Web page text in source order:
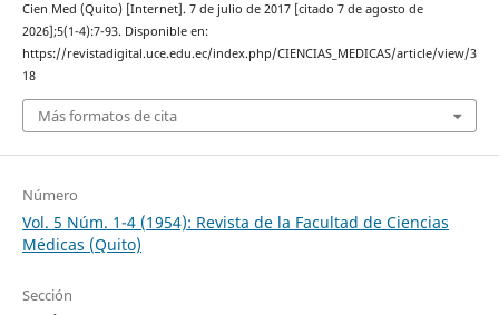
Cien Med (Quito) [Internet]. 7 de julio de 2017 [citado 7 de agosto de
2026];5(1-4):7-93. Disponible en:
https://revistadigital.uce.edu.ec/index.php/CIENCIAS_MEDICAS/article/view/3
18
Más formatos de cita
Número
Vol. 5 Núm. 1-4 (1954): Revista de la Facultad de Ciencias
Médicas (Quito)
Sección